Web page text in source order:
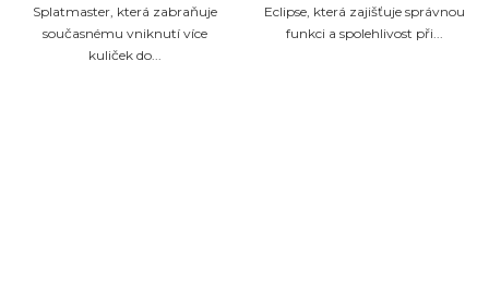
Splatmaster, která zabraňuje
současnému vniknutí více
kuliček do...
Eclipse, která zajišťuje správnou
funkci a spolehlivost při...